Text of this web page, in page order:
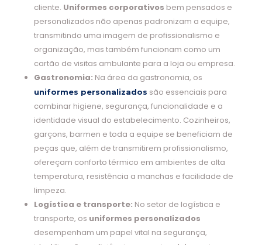
cliente. Uniformes corporativos bem pensados e
personalizados não apenas padronizam a equipe,
transmitindo uma imagem de profissionalismo e
organização, mas também funcionam como um
cartão de visitas ambulante para a loja ou empresa.
Gastronomia: Na área da gastronomia, os
uniformes personalizados são essenciais para
combinar higiene, segurança, funcionalidade e a
identidade visual do estabelecimento. Cozinheiros,
garçons, barmen e toda a equipe se beneficiam de
peças que, além de transmitirem profissionalismo,
ofereçam conforto térmico em ambientes de alta
temperatura, resistência a manchas e facilidade de
limpeza.
Logística e transporte: No setor de logística e
transporte, os uniformes personalizados
desempenham um papel vital na segurança,